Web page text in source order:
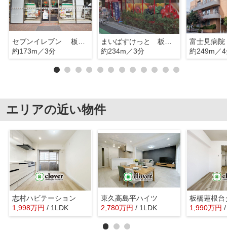
約173m／3分
約234m／3分
富士見病院
約249m／
エリアの近い物件
志村ハビテーション
1,998万円 / 1LDK
東久高島平ハイツ
2,780万円 / 1LDK 1,990万円